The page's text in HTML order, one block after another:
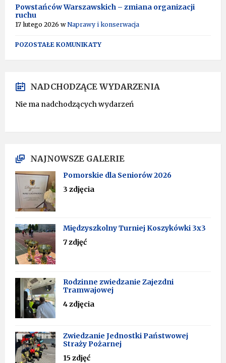
Powstańców Warszawskich – zmiana organizacji
ruchu
17 lutego 2026 wNaprawy i konserwacja
POZOSTAŁE KOMUNIKATY
NADCHODZĄCE WYDARZENIA
Nie ma nadchodzących wydarzeń
NAJNOWSZE GALERIE
Pomorskie dla Seniorów 2026
3 zdjęcia
Międzyszkolny Turniej Koszykówki 3x3
7 zdjęć
Rodzinne zwiedzanie Zajezdni
Tramwajowej
4 zdjęcia
Zwiedzanie Jednostki Państwowej
Straży Pożarnej
15 zdjęć